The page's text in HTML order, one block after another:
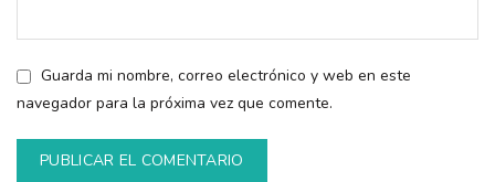
Guarda mi nombre, correo electrónico y web en este
navegador para la próxima vez que comente.